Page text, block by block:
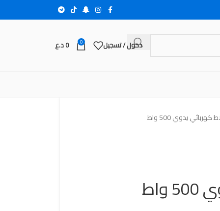
دخول / تسجيل 0
0د.ع
كهربائي يدوي 500 واط